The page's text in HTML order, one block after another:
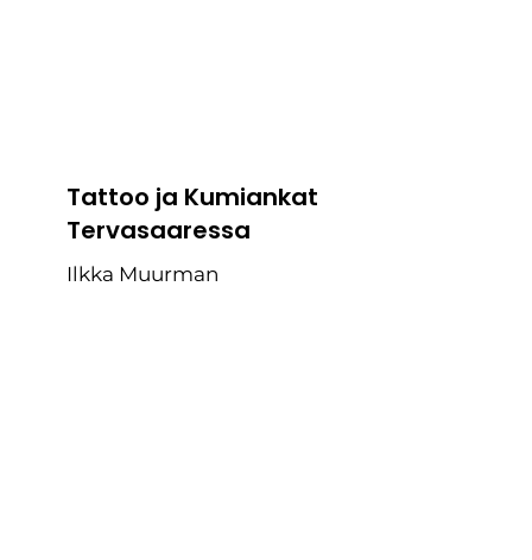
Tattoo ja Kumiankat
Tervasaaressa
Ilkka Muurman